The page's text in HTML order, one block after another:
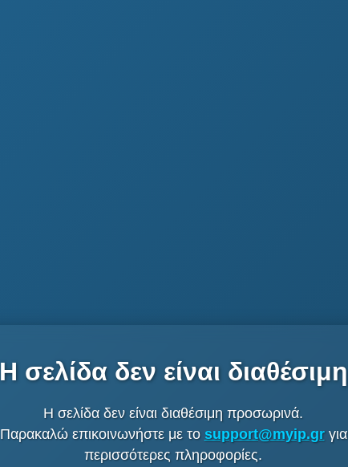
Η σελίδα δεν είναι διαθέσιμη
Η σελίδα δεν είναι διαθέσιμη προσωρινά.
Παρακαλώ επικοινωνήστε με το support@myip.grγια
περισσότερες πληροφορίες.